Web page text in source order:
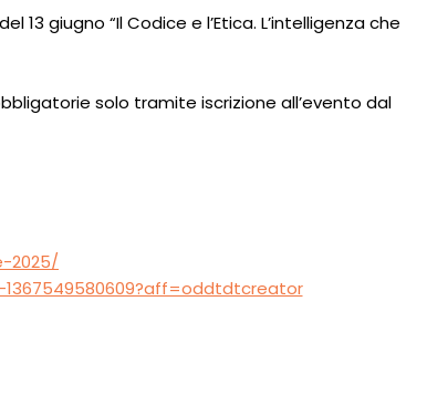
giugno “Il Codice e l’Etica. L’intelligenza che
solo tramite iscrizione all’evento dal
2025/